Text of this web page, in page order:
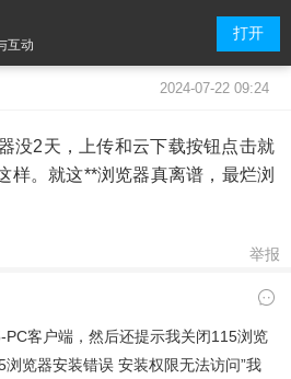
互动
打开
2024-07-22 09:24
没2天，上传和云下载按钮点击就
样。就这**浏览器真离谱，最烂浏
举报
客户端，然后还提示我关闭115浏览
览器安装错误 安装权限无法访问”我